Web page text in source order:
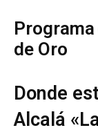
de Oro
Donde
Alcalá